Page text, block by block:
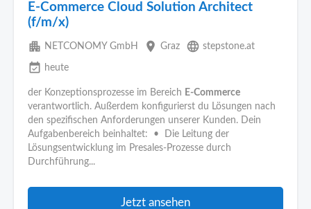
E-Commerce Cloud Solution Architect
(f/m/x)
apartment NETCONOMY GmbH place Graz language stepstone.at
event_available heute
der Konzeptionsprozesse im Bereich E-Commerce
verantwortlich. Außerdem konfigurierst du Lösungen nach
den spezifischen Anforderungen unserer Kunden. Dein
Aufgabenbereich beinhaltet: • Die Leitung der
Lösungsentwicklung im Presales-Prozesse durch
Durchführung...
Jetzt ansehen